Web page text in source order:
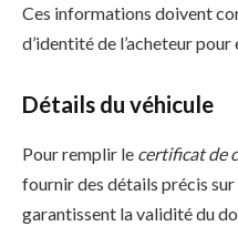
Ces informations doivent
d’identité de l’acheteur
Détails du véhicule
Pour remplir le certificat de
fournir des détails précis
garantissent la validité du